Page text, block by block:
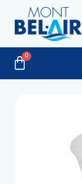
contenu